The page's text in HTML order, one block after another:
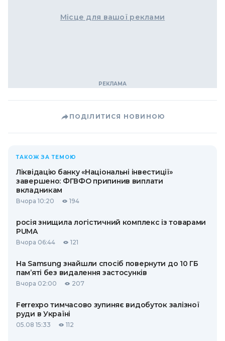
Місце для вашої реклами
ПОДІЛИТИСЯ НОВИНОЮ
ТАКОЖ ЗА ТЕМОЮ
Ліквідацію банку «Національні інвестиції»
завершено: ФГВФО припинив виплати
вкладникам
Вчора 10:20 194
росія знищила логістичний комплекс із товарами
PUMA
Вчора 06:44 121
На Samsung знайшли спосіб повернути до 10 ГБ
пам’яті без видалення застосунків
Вчора 02:00 207
Ferrexpo тимчасово зупиняє видобуток залізної
руди в Україні
05.08 15:33 112